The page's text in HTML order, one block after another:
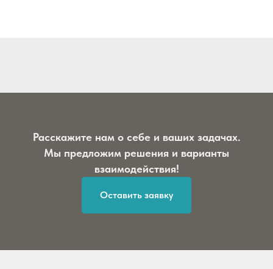
Расскажите нам о себе и ваших задачах.
Мы предложим решения и варианты
взаимодействия!
Оставить заявку